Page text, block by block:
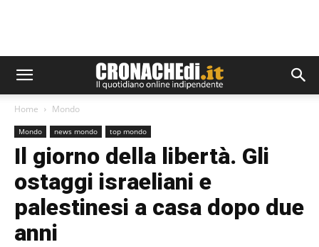
Home Mondo
Mondo news mondo top mondo
Il giorno della libertà. Gli
ostaggi israeliani e
palestinesi a casa dopo due
anni